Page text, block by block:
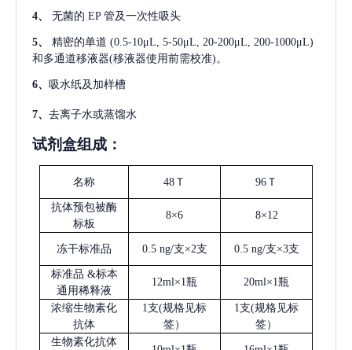
4、 无菌的 EP 管及一次性吸头
5、 精密的单道 (0.5-10μL, 5-50μL, 20-200μL, 200-1000μL)
和多通道移液器(移液器使用前需校准)。
6、 吸水纸及加样槽
7、 去离子水或蒸馏水
试剂盒组成：
名称 48Ｔ 96Ｔ
抗体预包被酶
标板
8×6 8×12
冻干标准品 0.5 ng/支×2支 0.5 ng/支×3支
标准品 &标本
通用稀释液
12ml×1瓶 20ml×1瓶
浓缩生物素化
抗体
1支(规格见标
签）
1支(规格见标
签）
生物素化抗体